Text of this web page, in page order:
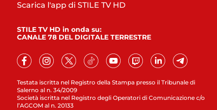
Testata iscritta nel Registro della Stampa presso il Tribunale di
Salerno al n. 34/2009
Società iscritta nel Registro degli Operatori di Comunicazione c/o
l’AGCOM al n. 20133
Scarica l'app di STILE TV HD
STILE TV HD in onda su:
CANALE 78 DEL DIGITALE TERRESTRE